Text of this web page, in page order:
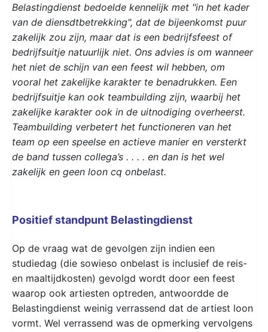
Belastingdienst bedoelde kennelijk met "in het kader
van de diensdtbetrekking", dat de bijeenkomst puur
zakelijk zou zijn, maar dat is een bedrijfsfeest of
bedrijfsuitje natuurlijk niet. Ons advies is om wanneer
het niet de schijn van een feest wil hebben, om
vooral het zakelijke karakter te benadrukken. Een
bedrijfsuitje kan ook teambuilding zijn, waarbij het
zakelijke karakter ook in de uitnodiging overheerst.
Teambuilding verbetert het functioneren van het
team op een speelse en actieve manier en versterkt
de band tussen collega’s . . . . en dan is het wel
zakelijk en geen loon cq onbelast.
Positief standpunt Belastingdienst
Op de vraag wat de gevolgen zijn indien een
studiedag (die sowieso onbelast is inclusief de reis-
en maaltijdkosten) gevolgd wordt door een feest
waarop ook artiesten optreden, antwoordde de
Belastingdienst weinig verrassend dat de artiest loon
vormt. Wel verrassend was de opmerking vervolgens